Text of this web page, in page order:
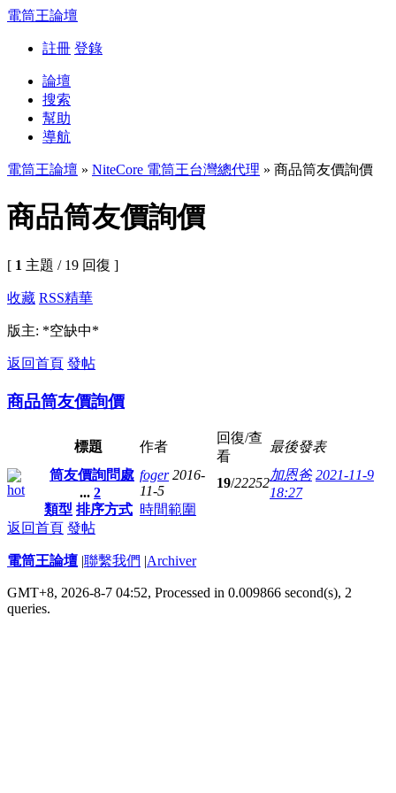
電筒王論壇
註冊 登錄
論壇
搜索
幫助
導航
電筒王論壇 » NiteCore 電筒王台灣總代理 » 商品筒友價詢價
商品筒友價詢價
[ 1 主題 / 19 回復 ]
收藏 RSS精華
版主: *空缺中*
返回首頁 發帖
商品筒友價詢價
標題 作者
回復/查
看
最後發表
筒友價詢問處
... 2
foger 2016-
11-5
19/22252
加恩爸 2021-11-9
18:27
類型 排序方式 時間範圍
返回首頁 發帖
電筒王論壇 |聯繫我們 |Archiver
GMT+8, 2026-8-7 04:52, Processed in 0.009866 second(s), 2
queries.